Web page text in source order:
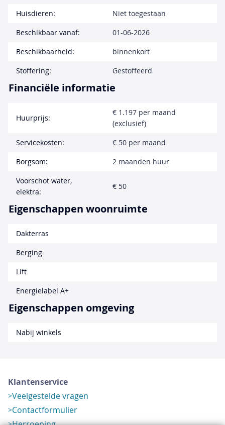
Huisdieren:
Niet toegestaan
Beschikbaar vanaf:
01-06-2026
Beschikbaarheid:
binnenkort
Stoffering:
Gestoffeerd
Financiële informatie
Huurprijs:
€ 1.197 per maand
(exclusief)
Servicekosten:
€ 50 per maand
Borgsom:
2 maanden huur
Voorschot water,
elektra:
€ 50
Eigenschappen woonruimte
Dakterras
Berging
Lift
Energielabel A+
Eigenschappen omgeving
Nabij winkels
Klantenservice
Veelgestelde vragen
Contactformulier